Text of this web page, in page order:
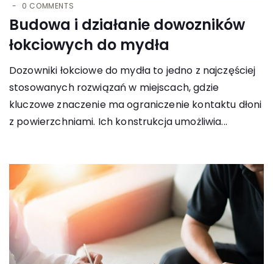
0 COMMENTS
Budowa i działanie dowozników
łokciowych do mydła
Dozowniki łokciowe do mydła to jedno z najczęściej
stosowanych rozwiązań w miejscach, gdzie
kluczowe znaczenie ma ograniczenie kontaktu dłoni
z powierzchniami. Ich konstrukcja umożliwia...